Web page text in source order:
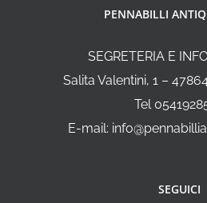
PENNABILLI
SEGRETERIA E
Salita Valentini, 1 –
Tel
E-mail:
SEGUICI